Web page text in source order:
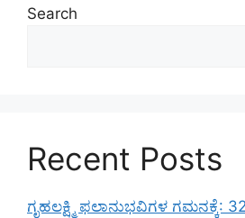
Search
Recent Posts
ಗೃಹಲಕ್ಷ್ಮಿ ಫಲಾನುಭವಿಗಳ ಗಮನಕ್ಕೆ: